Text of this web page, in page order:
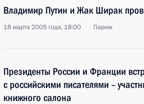
Владимир Путин и Жак Ширак
18 марта 2005 года, 18:00 Париж
Президенты России и Франции
с российскими писателями –
книжного салона